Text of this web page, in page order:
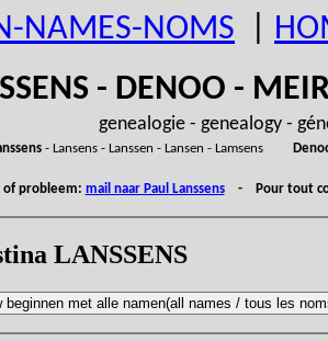
NAMES-NOMS
- DENOO -
genealogie - genealogy -
- Lansens - Lanssen - Lansen - Lamsens
of probleem: mail naar Paul Lanssens- Pour tout
LANSSENS